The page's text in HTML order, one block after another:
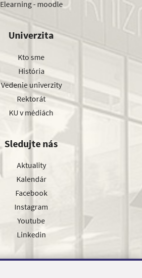
Elearning - moodle
Univerzita
Kto sme
História
Vedenie univerzity
Rektorát
KU v médiách
Sledujte nás
Aktuality
Kalendár
Facebook
Instagram
Youtube
Linkedin